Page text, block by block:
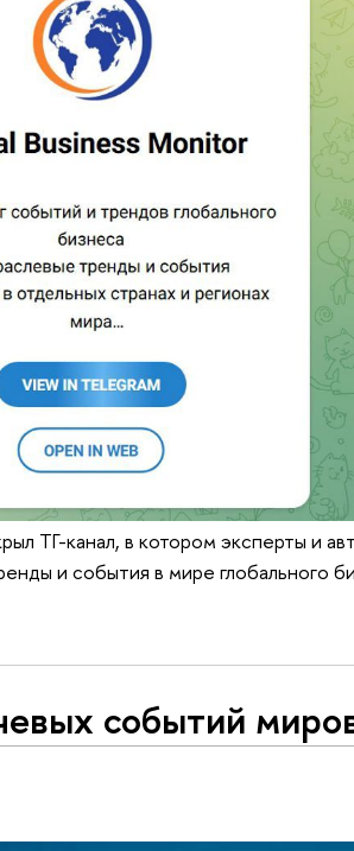
ТГ-канал, в котором эксперты и
и события в мире глобального
событий